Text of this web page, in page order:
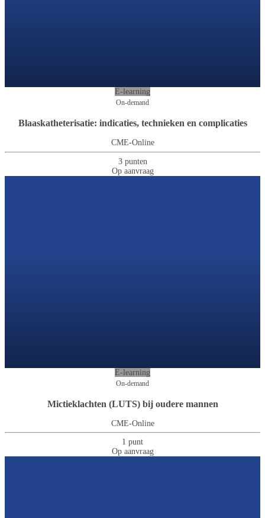
E-learning
On-demand
Blaaskatheterisatie: indicaties, technieken en complicaties
CME-Online
3 punten
Op aanvraag
E-learning
On-demand
Mictieklachten (LUTS) bij oudere mannen
CME-Online
1 punt
Op aanvraag